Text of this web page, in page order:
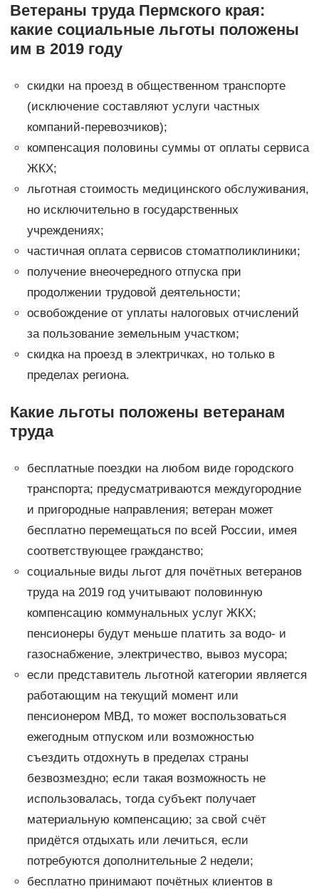
Ветераны труда Пермского края:
какие социальные льготы положены
им в 2019 году
скидки на проезд в общественном транспорте
(исключение составляют услуги частных
компаний-перевозчиков);
компенсация половины суммы от оплаты сервиса
ЖКХ;
льготная стоимость медицинского обслуживания,
но исключительно в государственных
учреждениях;
частичная оплата сервисов стоматполиклиники;
получение внеочередного отпуска при
продолжении трудовой деятельности;
освобождение от уплаты налоговых отчислений
за пользование земельным участком;
скидка на проезд в электричках, но только в
пределах региона.
Какие льготы положены ветеранам
труда
бесплатные поездки на любом виде городского
транспорта; предусматриваются междугородние
и пригородные направления; ветеран может
бесплатно перемещаться по всей России, имея
соответствующее гражданство;
социальные виды льгот для почётных ветеранов
труда на 2019 год учитывают половинную
компенсацию коммунальных услуг ЖКХ;
пенсионеры будут меньше платить за водо- и
газоснабжение, электричество, вывоз мусора;
если представитель льготной категории является
работающим на текущий момент или
пенсионером МВД, то может воспользоваться
ежегодным отпуском или возможностью
съездить отдохнуть в пределах страны
безвозмездно; если такая возможность не
использовалась, тогда субъект получает
материальную компенсацию; за свой счёт
придётся отдыхать или лечиться, если
потребуются дополнительные 2 недели;
бесплатно принимают почётных клиентов в